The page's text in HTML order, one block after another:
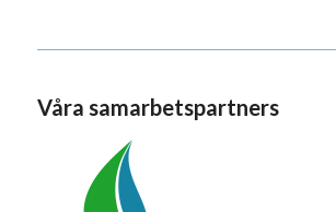
Våra samarbetspartners